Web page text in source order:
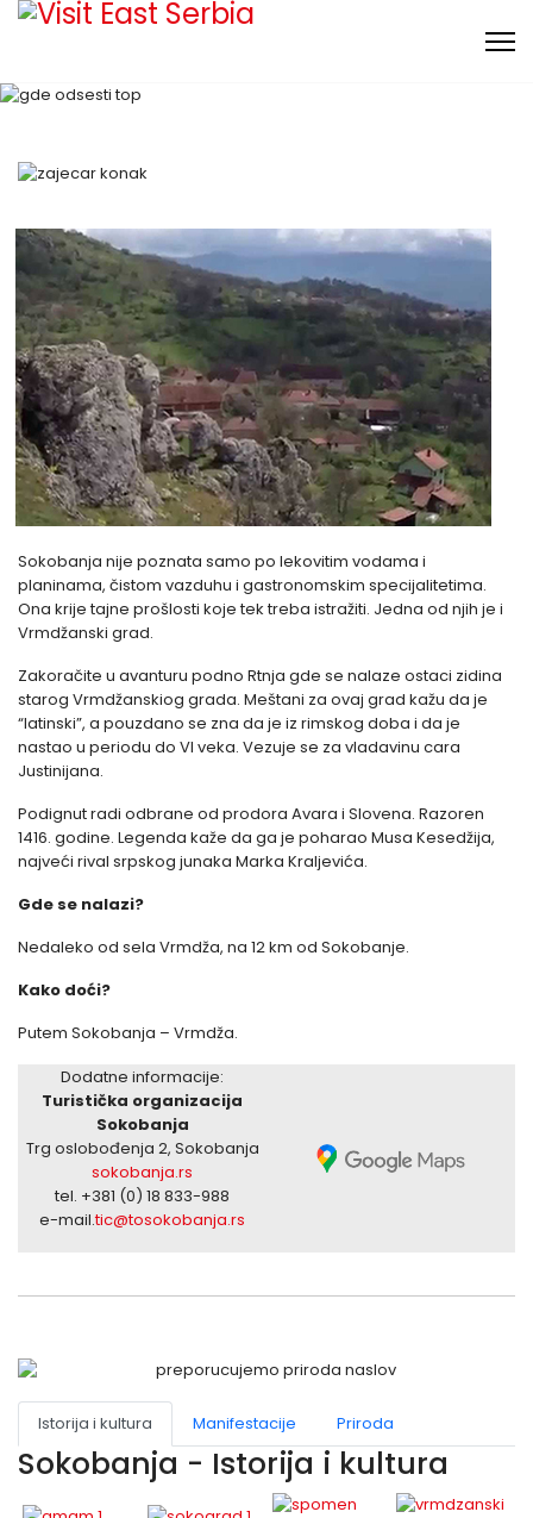
Sokobanja nije poznata samo po lekovitim vodama i
planinama, čistom vazduhu i gastronomskim specijalitetima.
Ona krije tajne prošlosti koje tek treba istražiti. Jedna od njih je i
Vrmdžanski grad.
Zakoračite u avanturu podno Rtnja gde se nalaze ostaci zidina
starog Vrmdžanskiog grada. Meštani za ovaj grad kažu da je
“latinski”, a pouzdano se zna da je iz rimskog doba i da je
nastao u periodu do VI veka. Vezuje se za vladavinu cara
Justinijana.
Podignut radi odbrane od prodora Avara i Slovena. Razoren
1416. godine. Legenda kaže da ga je poharao Musa Kesedžija,
najveći rival srpskog junaka Marka Kraljevića.
Gde se nalazi?
Nedaleko od sela Vrmdža, na 12 km od Sokobanje.
Kako doći?
Putem Sokobanja – Vrmdža.
Dodatne informacije:
Turistička organizacija
Sokobanja
Trg oslobođenja 2, Sokobanja
sokobanja.rs
tel. +381 (0) 18 833-988
e-mail.tic@tosokobanja.rs
Istorija i kultura Manifestacije Priroda
Sokobanja - Istorija i kultura